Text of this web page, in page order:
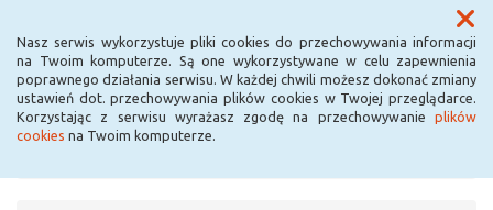
Nasz serwis wykorzystuje pliki cookies do przechowywania informacji
na Twoim komputerze. Są one wykorzystywane w celu zapewnienia
poprawnego działania serwisu. W każdej chwili możesz dokonać zmiany
ustawień dot. przechowywania plików cookies w Twojej przeglądarce.
Korzystając z serwisu wyrażasz zgodę na przechowywanie plików
cookies na Twoim komputerze.
Menu